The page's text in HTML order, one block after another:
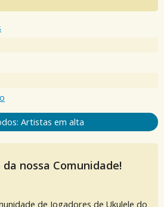
Artistas em alta
nossa Comunidade!
de Jogadores de Ukulele do